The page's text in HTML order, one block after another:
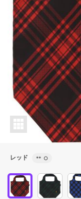
レッド ** ○